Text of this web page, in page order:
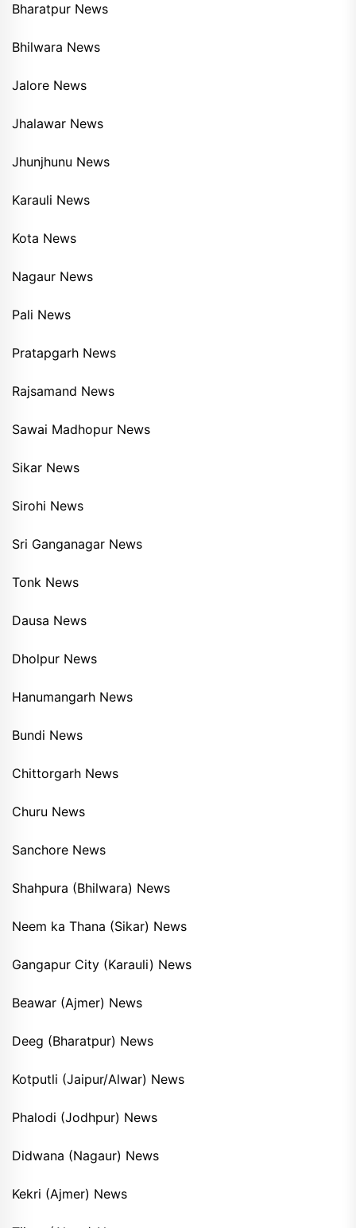
Bharatpur News
Bhilwara News
Jalore News
Jhalawar News
Jhunjhunu News
Karauli News
Kota News
Nagaur News
Pali News
Pratapgarh News
Rajsamand News
Sawai Madhopur News
Sikar News
Sirohi News
Sri Ganganagar News
Tonk News
Dausa News
Dholpur News
Hanumangarh News
Bundi News
Chittorgarh News
Churu News
Sanchore News
Shahpura (Bhilwara) News
Neem ka Thana (Sikar) News
Gangapur City (Karauli) News
Beawar (Ajmer) News
Deeg (Bharatpur) News
Kotputli (Jaipur/Alwar) News
Phalodi (Jodhpur) News
Didwana (Nagaur) News
Kekri (Ajmer) News